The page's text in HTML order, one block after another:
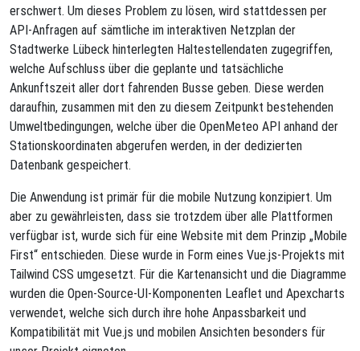
erschwert. Um dieses Problem zu lösen, wird stattdessen per
API-Anfragen auf sämtliche im interaktiven Netzplan der
Stadtwerke Lübeck hinterlegten Haltestellendaten zugegriffen,
welche Aufschluss über die geplante und tatsächliche
Ankunftszeit aller dort fahrenden Busse geben. Diese werden
daraufhin, zusammen mit den zu diesem Zeitpunkt bestehenden
Umweltbedingungen, welche über die OpenMeteo API anhand der
Stationskoordinaten abgerufen werden, in der dedizierten
Datenbank gespeichert.
Die Anwendung ist primär für die mobile Nutzung konzipiert. Um
aber zu gewährleisten, dass sie trotzdem über alle Plattformen
verfügbar ist, wurde sich für eine Website mit dem Prinzip „Mobile
First“ entschieden. Diese wurde in Form eines Vue.js-Projekts mit
Tailwind CSS umgesetzt. Für die Kartenansicht und die Diagramme
wurden die Open-Source-UI-Komponenten Leaflet und Apexcharts
verwendet, welche sich durch ihre hohe Anpassbarkeit und
Kompatibilität mit Vue.js und mobilen Ansichten besonders für